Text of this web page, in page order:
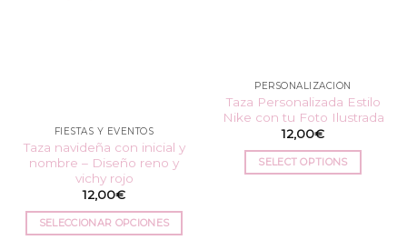
página
de
producto
PERSONALIZACIÓN
Taza Personalizada Estilo
Nike con tu Foto Ilustrada
12,00€
SELECT OPTIONS
FIESTAS Y EVENTOS
Taza navideña con inicial y
nombre – Diseño reno y
vichy rojo
12,00€
SELECCIONAR OPCIONES